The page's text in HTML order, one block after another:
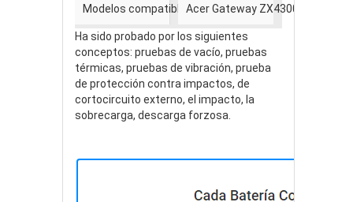
Modelos compatiblesAcer Gateway ZX4300-31
Ha sido probado por los siguientes
conceptos: pruebas de vacío, pruebas
térmicas, pruebas de vibración, prueba
de protección contra impactos, de
cortocircuito externo, el impacto, la
sobrecarga, descarga forzosa.